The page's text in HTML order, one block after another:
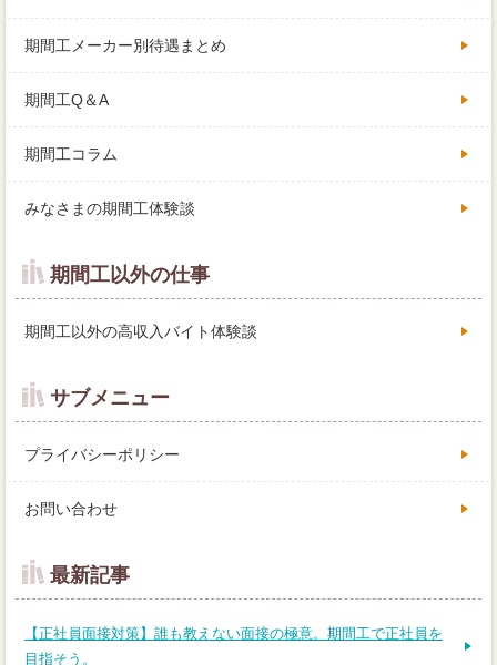
期間工メーカー別待遇まとめ
期間工Q＆A
期間工コラム
みなさまの期間工体験談
期間工以外の仕事
期間工以外の高収入バイト体験談
サブメニュー
プライバシーポリシー
お問い合わせ
最新記事
【正社員面接対策】誰も教えない面接の極意。期間工で正社員を
目指そう。